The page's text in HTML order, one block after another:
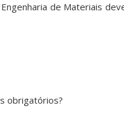
de Materiais
obrigatórios?